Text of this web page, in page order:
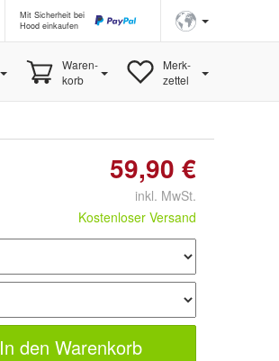
Mit Sicherheit bei
Hood einkaufen
Waren-
korb
Merk-
zettel
59,90 €
inkl. MwSt.
Kostenloser Versand
In den Warenkorb